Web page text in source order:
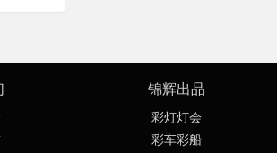
锦辉出品
彩灯灯会
彩车彩船